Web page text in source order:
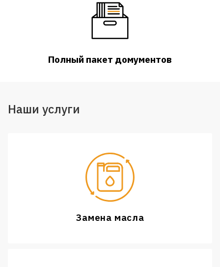
Полный пакет домументов
Наши услуги
Замена масла